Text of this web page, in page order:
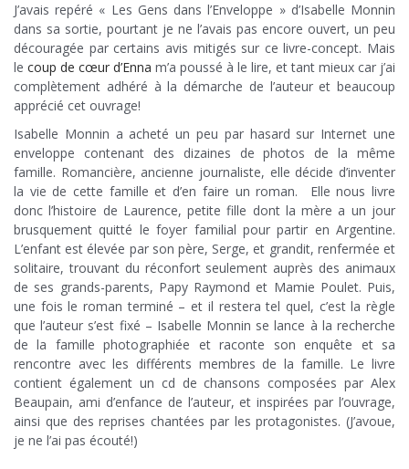
J’avais repéré « Les Gens dans l’Enveloppe » d’Isabelle Monnin
dans sa sortie, pourtant je ne l’avais pas encore ouvert, un peu
découragée par certains avis mitigés sur ce livre-concept. Mais
le coup de cœur d’Enna m’a poussé à le lire, et tant mieux car j’ai
complètement adhéré à la démarche de l’auteur et beaucoup
apprécié cet ouvrage!
Isabelle Monnin a acheté un peu par hasard sur Internet une
enveloppe contenant des dizaines de photos de la même
famille. Romancière, ancienne journaliste, elle décide d’inventer
la vie de cette famille et d’en faire un roman. Elle nous livre
donc l’histoire de Laurence, petite fille dont la mère a un jour
brusquement quitté le foyer familial pour partir en Argentine.
L’enfant est élevée par son père, Serge, et grandit, renfermée et
solitaire, trouvant du réconfort seulement auprès des animaux
de ses grands-parents, Papy Raymond et Mamie Poulet. Puis,
une fois le roman terminé – et il restera tel quel, c’est la règle
que l’auteur s’est fixé – Isabelle Monnin se lance à la recherche
de la famille photographiée et raconte son enquête et sa
rencontre avec les différents membres de la famille. Le livre
contient également un cd de chansons composées par Alex
Beaupain, ami d’enfance de l’auteur, et inspirées par l’ouvrage,
ainsi que des reprises chantées par les protagonistes. (J’avoue,
je ne l’ai pas écouté!)